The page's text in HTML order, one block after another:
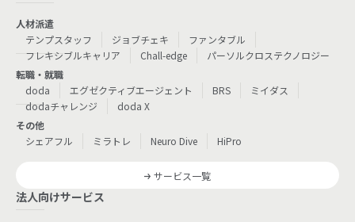
人材派遣
テンプスタッフ
ジョブチェキ
ファンタブル
フレキシブルキャリア
Chall-edge
パーソルクロステクノロジー
転職・就職
doda
エグゼクティブエージェント BRS
ミイダス
dodaチャレンジ
doda X
その他
シェアフル
ミラトレ Neuro Dive HiPro
サービス一覧
法人向けサービス